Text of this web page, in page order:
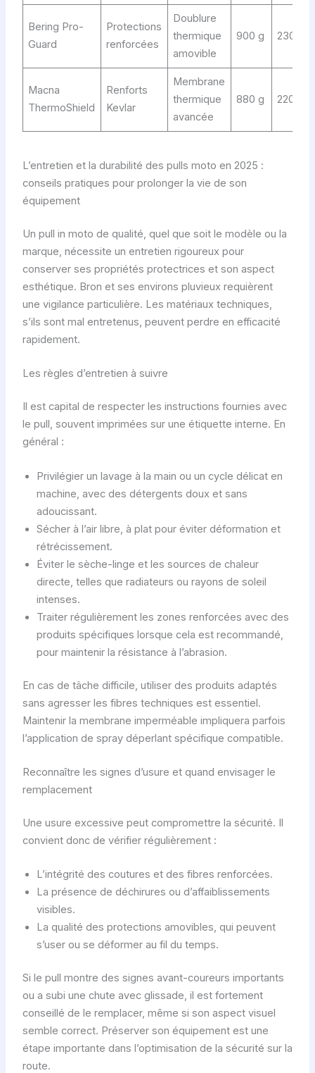
Bering Pro-
Guard
Protections
renforcées
Doublure
thermique
amovible
900 g 230
Macna
ThermoShield
Renforts
Kevlar
Membrane
thermique
avancée
880 g 220
L’entretien et la durabilité des pulls moto en 2025 :
conseils pratiques pour prolonger la vie de son
équipement
Un pull in moto de qualité, quel que soit le modèle ou la
marque, nécessite un entretien rigoureux pour
conserver ses propriétés protectrices et son aspect
esthétique. Bron et ses environs pluvieux requièrent
une vigilance particulière. Les matériaux techniques,
s’ils sont mal entretenus, peuvent perdre en efficacité
rapidement.
Les règles d’entretien à suivre
Il est capital de respecter les instructions fournies avec
le pull, souvent imprimées sur une étiquette interne. En
général :
Privilégier un lavage à la main ou un cycle délicat en
machine, avec des détergents doux et sans
adoucissant.
Sécher à l’air libre, à plat pour éviter déformation et
rétrécissement.
Éviter le sèche-linge et les sources de chaleur
directe, telles que radiateurs ou rayons de soleil
intenses.
Traiter régulièrement les zones renforcées avec des
produits spécifiques lorsque cela est recommandé,
pour maintenir la résistance à l’abrasion.
En cas de tâche difficile, utiliser des produits adaptés
sans agresser les fibres techniques est essentiel.
Maintenir la membrane imperméable impliquera parfois
l’application de spray déperlant spécifique compatible.
Reconnaître les signes d’usure et quand envisager le
remplacement
Une usure excessive peut compromettre la sécurité. Il
convient donc de vérifier régulièrement :
L’intégrité des coutures et des fibres renforcées.
La présence de déchirures ou d’affaiblissements
visibles.
La qualité des protections amovibles, qui peuvent
s’user ou se déformer au fil du temps.
Si le pull montre des signes avant-coureurs importants
ou a subi une chute avec glissade, il est fortement
conseillé de le remplacer, même si son aspect visuel
semble correct. Préserver son équipement est une
étape importante dans l’optimisation de la sécurité sur la
route.